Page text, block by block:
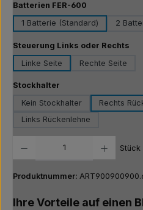
Batterien FER-600
1 Batterie (Standard)
2
Steuerung Links oder Rechts
Linke Seite
Rechte Seite
Stockhalter
Kein Stockhalter
Rechts
Links Rückenlehne
Stück
Produktnummer:
Ihre Vorteile auf einen